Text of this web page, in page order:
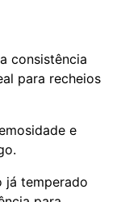
consistência
para recheios
e
já temperado